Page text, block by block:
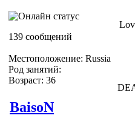
139 сообщений
Местоположение: Russia
Род занятий:
Возраст: 36
BaisoN